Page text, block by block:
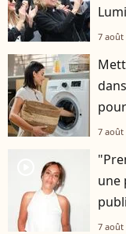
7 août
7 août
une
7 août